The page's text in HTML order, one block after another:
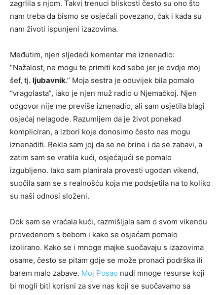
zagrlila s njom. Takvi trenuci bliskosti često su ono što
nam treba da bismo se osjećali povezano, čak i kada su
nam životi ispunjeni izazovima.
Međutim, njen sljedeći komentar me iznenadio:
“Nažalost, ne mogu te primiti kod sebe jer je ovdje moj
šef, tj. ljubavnik.” Moja sestra je oduvijek bila pomalo
“vragolasta”, iako je njen muž radio u Njemačkoj. Njen
odgovor nije me previše iznenadio, ali sam osjetila blagi
osjećaj nelagode. Razumijem da je život ponekad
kompliciran, a izbori koje donosimo često nas mogu
iznenaditi. Rekla sam joj da se ne brine i da se zabavi, a
zatim sam se vratila kući, osjećajući se pomalo
izgubljeno. Iako sam planirala provesti ugodan vikend,
suočila sam se s realnošću koja me podsjetila na to koliko
su naši odnosi složeni.
Dok sam se vraćala kući, razmišljala sam o svom vikendu
provedenom s bebom i kako se osjećam pomalo
izolirano. Kako se i mnoge majke suočavaju s izazovima
osame, često se pitam gdje se može pronaći podrška ili
barem malo zabave. Moj Posao nudi mnoge resurse koji
bi mogli biti korisni za sve nas koji se suočavamo sa